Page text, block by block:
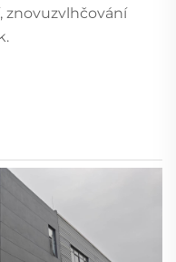
znovuzvlhčování